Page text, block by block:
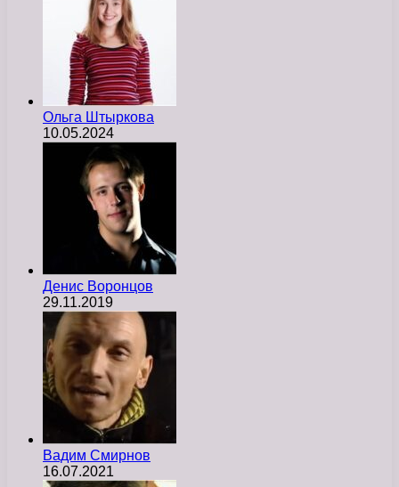
Ольга Штыркова
10.05.2024
Денис Воронцов
29.11.2019
Вадим Смирнов
16.07.2021